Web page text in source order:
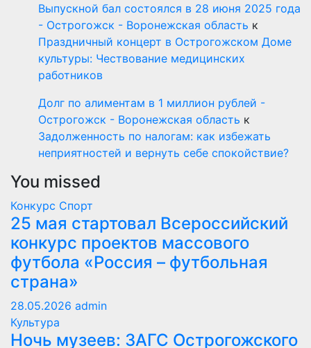
Выпускной бал состоялся в 28 июня 2025 года
- Острогожск - Воронежская область к
Праздничный концерт в Острогожском Доме
культуры: Чествование медицинских
работников
Долг по алиментам в 1 миллион рублей -
Острогожск - Воронежская область к
Задолженность по налогам: как избежать
неприятностей и вернуть себе спокойствие?
You missed
Конкурс Спорт
25 мая стартовал Всероссийский
конкурс проектов массового
футбола «Россия – футбольная
страна»
28.05.2026 admin
Культура
Ночь музеев: ЗАГС Острогожского